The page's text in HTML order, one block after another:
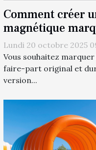
Comment créer
magnétique
Lundi 20 octobre 2025
Vous souhaitez
faire-part original et
version...